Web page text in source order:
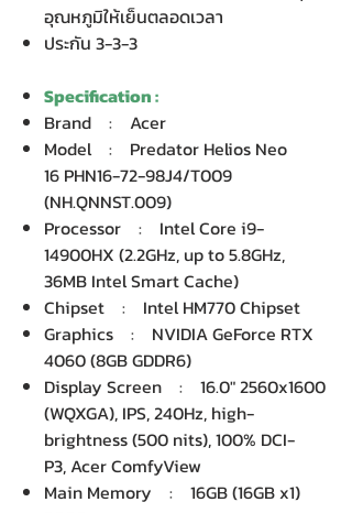
อุณหภูมิให้เย็นตลอดเวลา
ประกัน 3-3-3
Specification :
Brand : Acer
Model : Predator Helios Neo
16 PHN16-72-98J4/T009
(NH.QNNST.009)
Processor : Intel Core i9-
14900HX (2.2GHz, up to 5.8GHz,
36MB Intel Smart Cache)
Chipset : Intel HM770 Chipset
Graphics : NVIDIA GeForce RTX
4060 (8GB GDDR6)
Display Screen : 16.0" 2560x1600
(WQXGA), IPS, 240Hz, high-
brightness (500 nits), 100% DCI-
P3, Acer ComfyView
Main Memory : 16GB (16GB x1)